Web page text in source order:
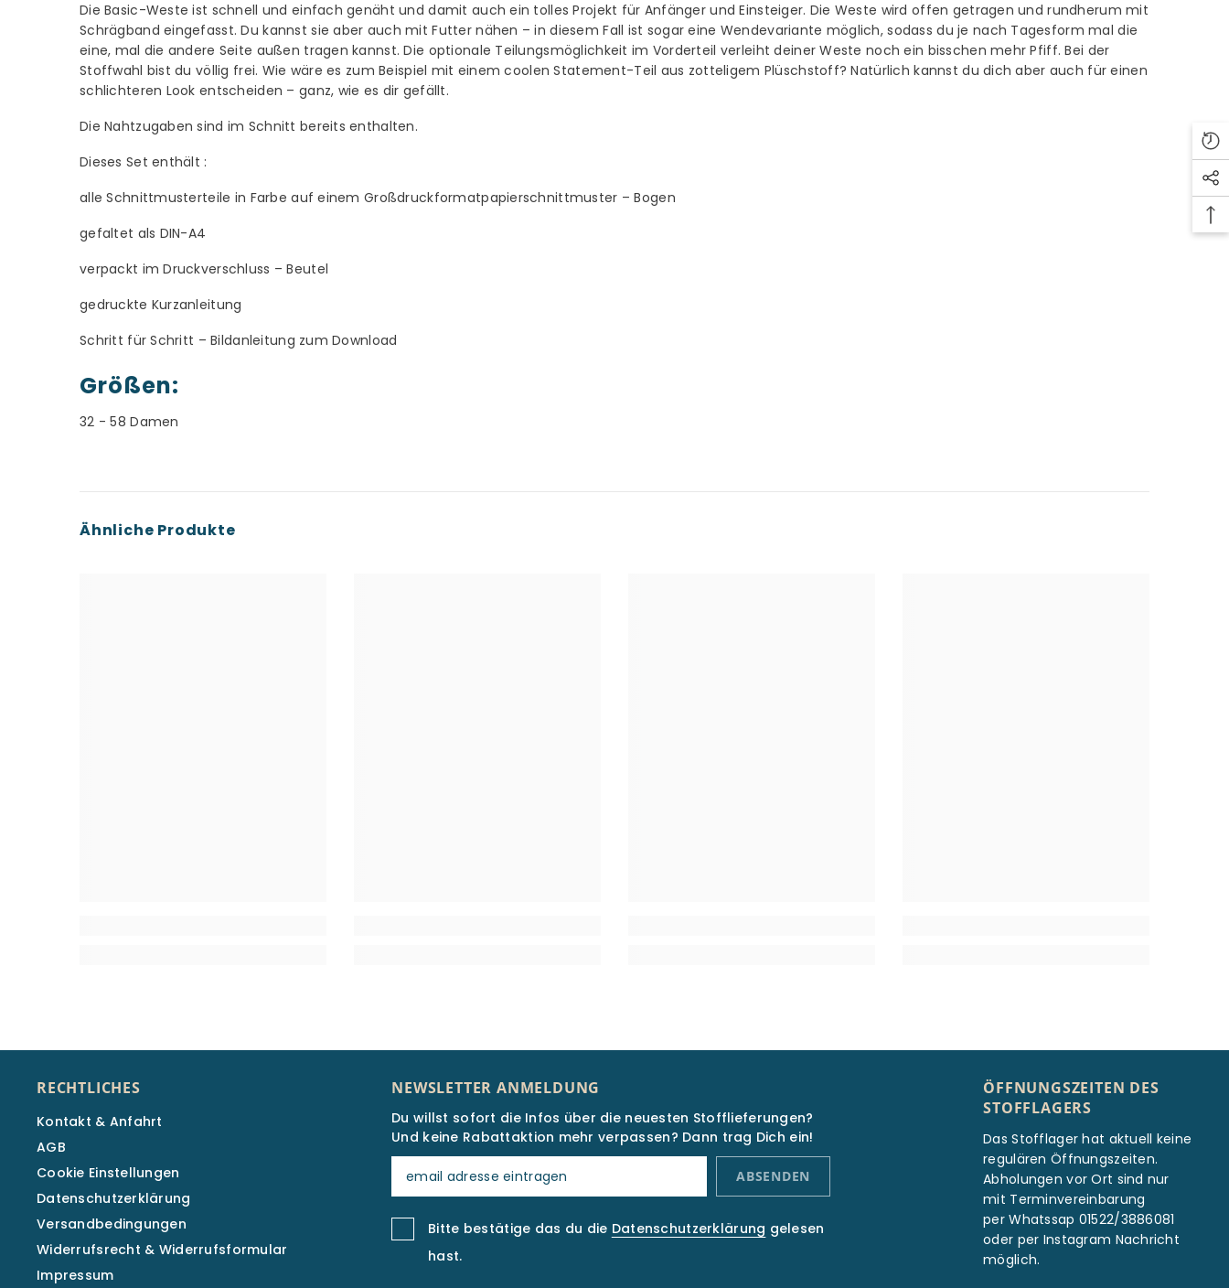
Die Basic-Weste ist schnell und einfach genäht und damit auch ein tolles Projekt für Anfänger und Einsteiger. Die Weste wird offen getragen und rundherum mit
Schrägband eingefasst. Du kannst sie aber auch mit Futter nähen – in diesem Fall ist sogar eine Wendevariante möglich, sodass du je nach Tagesform mal die
eine, mal die andere Seite außen tragen kannst. Die optionale Teilungsmöglichkeit im Vorderteil verleiht deiner Weste noch ein bisschen mehr Pfiff. Bei der
Stoffwahl bist du völlig frei. Wie wäre es zum Beispiel mit einem coolen Statement-Teil aus zotteligem Plüschstoff? Natürlich kannst du dich aber auch für einen
schlichteren Look entscheiden – ganz, wie es dir gefällt.
Die Nahtzugaben sind im Schnitt bereits enthalten.
Dieses Set enthält :
alle Schnittmusterteile in Farbe auf einem Großdruckformatpapierschnittmuster – Bogen
gefaltet als DIN-A4
verpackt im Druckverschluss – Beutel
gedruckte Kurzanleitung
Schritt für Schritt – Bildanleitung zum Download
Größen:
32 - 58 Damen
Ähnliche Produkte
RECHTLICHES
Kontakt & Anfahrt
AGB
Cookie Einstellungen
Datenschutzerklärung
Versandbedingungen
Widerrufsrecht & Widerrufsformular
Impressum
NEWSLETTER ANMELDUNG
Du willst sofort die Infos über die neuesten Stofflieferungen?
Und keine Rabattaktion mehr verpassen? Dann trag Dich ein!
ABSENDEN
Bitte bestätige das du die Datenschutzerklärung gelesen
hast.
ÖFFNUNGSZEITEN DES
STOFFLAGERS
Das Stofflager hat aktuell keine
regulären Öffnungszeiten.
Abholungen vor Ort sind nur
mit Terminvereinbarung
per Whatssap 01522/3886081
oder per Instagram Nachricht
möglich.